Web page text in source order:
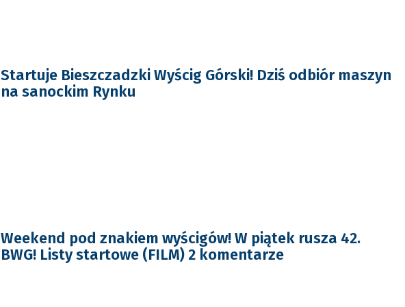
Startuje Bieszczadzki Wyścig Górski! Dziś odbiór maszyn
na sanockim Rynku
Weekend pod znakiem wyścigów! W piątek rusza 42.
BWG! Listy startowe (FILM) 2 komentarze